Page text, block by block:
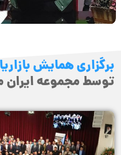
برگزاری همایش
توسط مجموعه ایران